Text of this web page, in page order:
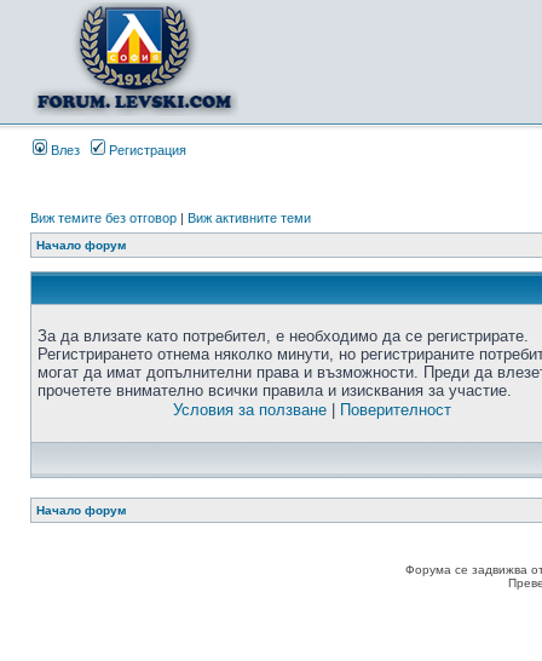
Влез Регистрация
Виж темите без отговор | Виж активните теми
Начало форум
За да влизате като потребител, е необходимо да се регистрирате.
Регистрирането отнема няколко минути, но регистрираните
могат да имат допълнителни права и възможности. Преди да
прочетете внимателно всички правила и изисквания за участие.
Условия за ползване| Поверителност
Начало форум
Форума се задвижва